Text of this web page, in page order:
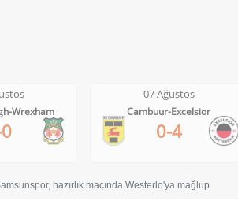
Wrexham
07 Ağustos
Cambuur-Excelsior
0-4
hazırlık maçında Westerlo'ya mağlup